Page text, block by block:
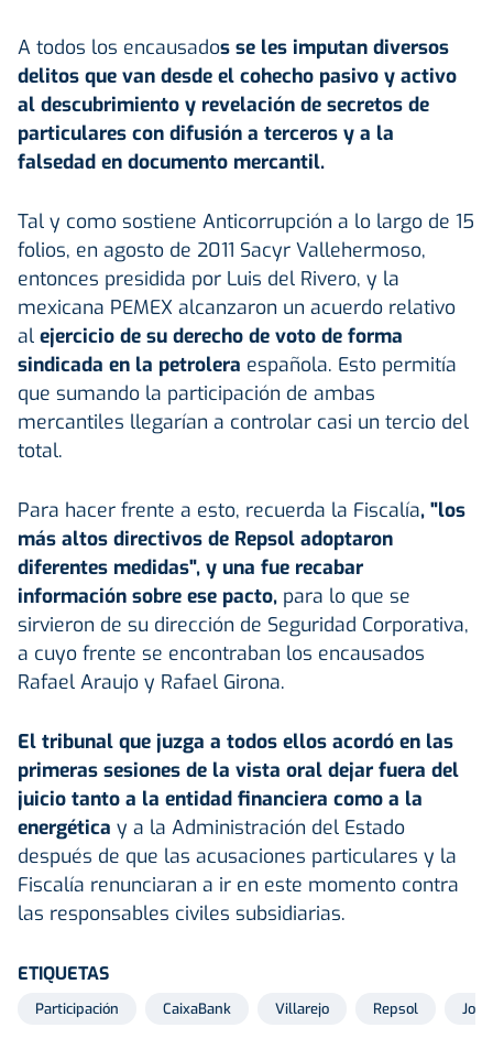
A todos los encausados se les imputan diversos
delitos que van desde el cohecho pasivo y activo
al descubrimiento y revelación de secretos de
particulares con difusión a terceros y a la
falsedad en documento mercantil.
Tal y como sostiene Anticorrupción a lo largo de 15
folios, en agosto de 2011 Sacyr Vallehermoso,
entonces presidida por Luis del Rivero, y la
mexicana PEMEX alcanzaron un acuerdo relativo
al ejercicio de su derecho de voto de forma
sindicada en la petrolera española. Esto permitía
que sumando la participación de ambas
mercantiles llegarían a controlar casi un tercio del
total.
Para hacer frente a esto, recuerda la Fiscalía, "los
más altos directivos de Repsol adoptaron
diferentes medidas", y una fue recabar
información sobre ese pacto, para lo que se
sirvieron de su dirección de Seguridad Corporativa,
a cuyo frente se encontraban los encausados
Rafael Araujo y Rafael Girona.
El tribunal que juzga a todos ellos acordó en las
primeras sesiones de la vista oral dejar fuera del
juicio tanto a la entidad financiera como a la
energética y a la Administración del Estado
después de que las acusaciones particulares y la
Fiscalía renunciaran a ir en este momento contra
las responsables civiles subsidiarias.
ETIQUETAS
Participación CaixaBank Villarejo Repsol